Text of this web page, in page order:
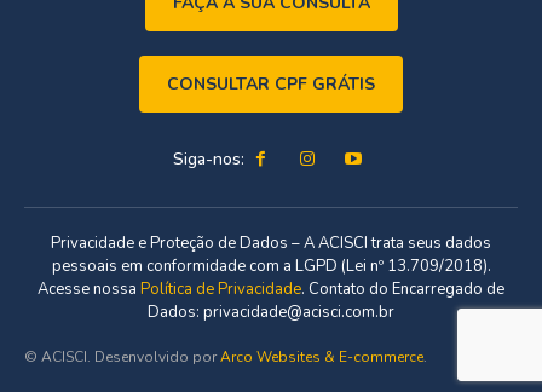
CONSULTAR CPF GRÁTIS
Siga-nos:
Privacidade e Proteção de Dados – A ACISCI trata seus dados
pessoais em conformidade com a LGPD (Lei nº 13.709/2018).
Acesse nossa Política de Privacidade. Contato do Encarregado de
Dados: privacidade@acisci.com.br
© ACISCI. Desenvolvido porArco Websites & E-commerce.